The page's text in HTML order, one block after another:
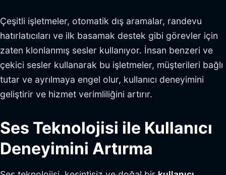
Çeşitli işletmeler, otomatik dış aramalar, randevu
hatırlatıcıları ve ilk basamak destek gibi görevler için
zaten klonlanmış sesler kullanıyor. İnsan benzeri ve
çekici sesler kullanarak bu işletmeler, müşterileri bağlı
tutar ve ayrılmaya engel olur, kullanıcı deneyimini
geliştirir ve hizmet verimliliğini artırır.
Ses Teknolojisi ile Kullanıcı
Deneyimini Artırma